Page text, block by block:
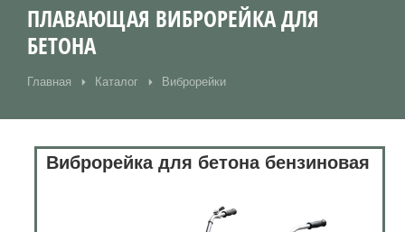
ПЛАВАЮЩАЯ ВИБРОРЕЙКА ДЛЯ
БЕТОНА
Вы здесь:
Главная Каталог Виброрейки
Виброрейка для бетона бензиновая